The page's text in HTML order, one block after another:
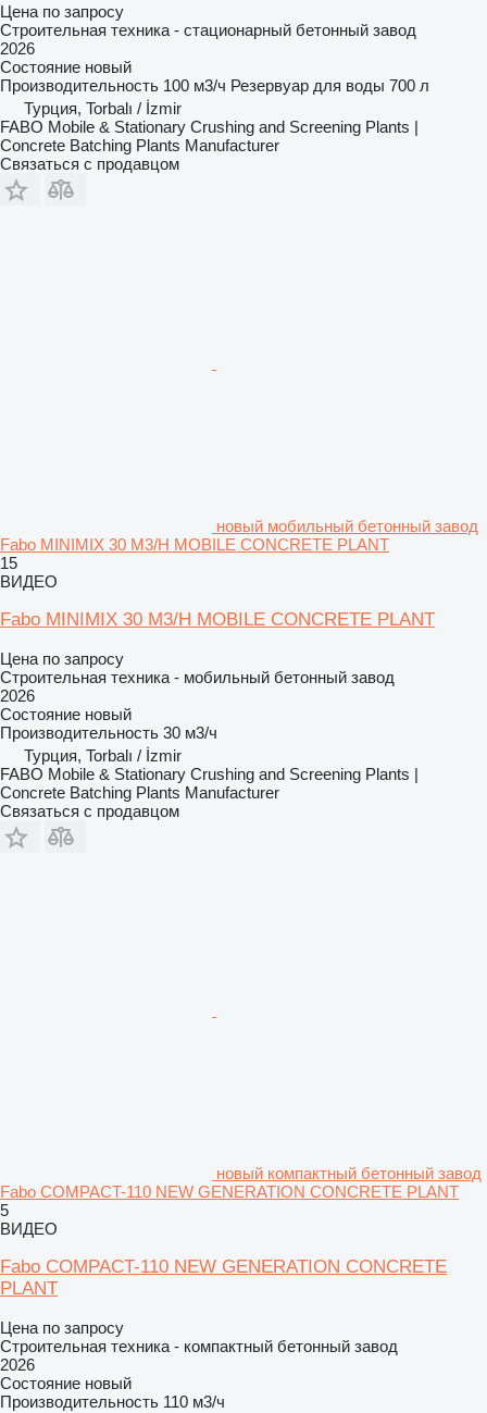
Цена по запросу
Строительная техника - стационарный бетонный завод
2026
Состояние новый
Производительность 100 м3/ч Резервуар для воды 700 л
Турция, Torbalı / İzmir
FABO Mobile & Stationary Crushing and Screening Plants |
Concrete Batching Plants Manufacturer
Связаться с продавцом
новый мобильный бетонный завод
Fabo MINIMIX 30 M3/H MOBILE CONCRETE PLANT
15
ВИДЕО
Fabo MINIMIX 30 M3/H MOBILE CONCRETE PLANT
Цена по запросу
Строительная техника - мобильный бетонный завод
2026
Состояние новый
Производительность 30 м3/ч
Турция, Torbalı / İzmir
FABO Mobile & Stationary Crushing and Screening Plants |
Concrete Batching Plants Manufacturer
Связаться с продавцом
новый компактный бетонный завод
Fabo COMPACT-110 NEW GENERATION CONCRETE PLANT
5
ВИДЕО
Fabo COMPACT-110 NEW GENERATION CONCRETE
PLANT
Цена по запросу
Строительная техника - компактный бетонный завод
2026
Состояние новый
Производительность 110 м3/ч